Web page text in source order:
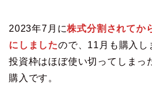
2023年7月に株式分割されてか
にしましたので、11月も購入
投資枠はほぼ使い切ってしまっ
購入です。